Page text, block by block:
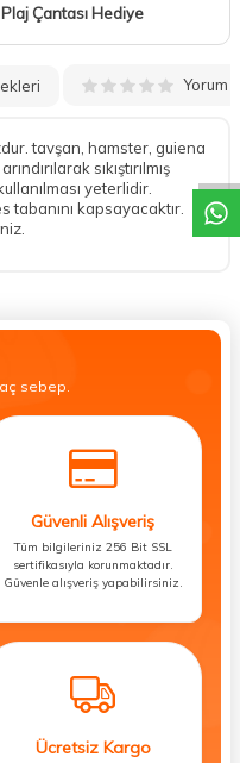
DESTEK
Plaj Çantası Hediye
Yorum
tavşan, hamster, guiena
sıkıştırılmış
yeterlidir.
tabanını kapsayacaktır.
sebep.
Güvenli Alışveriş
Tüm bilgileriniz 256 Bit SSL
sertifikasıyla korunmaktadır.
Güvenle alışveriş yapabilirsiniz.
Ücretsiz Kargo